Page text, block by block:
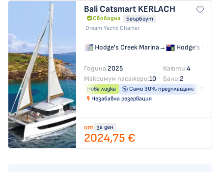
Bali Catsmart KERLACH
Свободна
Беърбоут
Dream Yacht Charter
Hodge's Creek Marina→ Hodge's
Година:2025 Каюти:4
Максимум пасажери:10 Бани:2
Нова лодка Само 30% предплащане
Незабавна резервация
от за ден
2024,75 €